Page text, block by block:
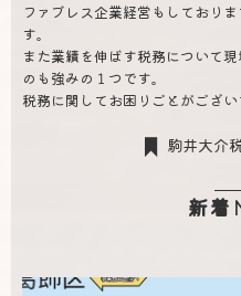
ファブレス企業経営もしており
す。
また業績を伸ばす税務について
のも強みの１つです。
税務に関してお困りごとがござ
駒井大介
新着